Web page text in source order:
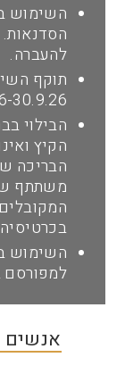
השימוש
להעברה.
תוקף
1.7.26-30.9.26, כולל ימי
הבילוי
הקיץ
הבריכה
משתתף
השימוש
למפורסם
אנשים